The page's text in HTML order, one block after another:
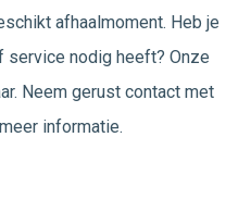
afhaalmoment. Heb je
service nodig heeft? Onze
Neem gerust contact met
informatie.